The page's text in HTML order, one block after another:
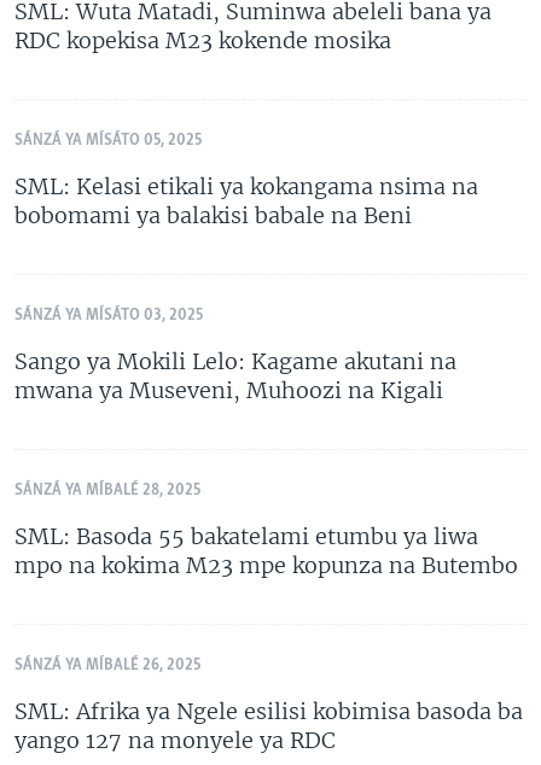
SML: Wuta Matadi, Suminwa abeleli bana ya
RDC kopekisa M23 kokende mosika
SÁNZÁ YA MÍSÁTO 05, 2025
SML: Kelasi etikali ya kokangama nsima na
bobomami ya balakisi babale na Beni
SÁNZÁ YA MÍSÁTO 03, 2025
Sango ya Mokili Lelo: Kagame akutani na
mwana ya Museveni, Muhoozi na Kigali
SÁNZÁ YA MÍBALÉ 28, 2025
SML: Basoda 55 bakatelami etumbu ya liwa
mpo na kokima M23 mpe kopunza na Butembo
SÁNZÁ YA MÍBALÉ 26, 2025
SML: Afrika ya Ngele esilisi kobimisa basoda ba
yango 127 na monyele ya RDC